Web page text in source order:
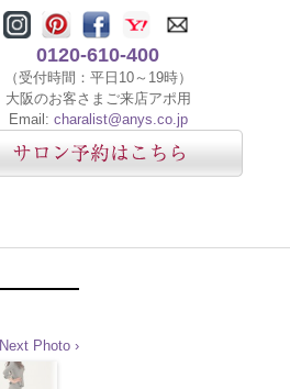
0120-610-400
（受付時間：平日10～19時）
大阪のお客さまご来店アポ用
Email: charalist@anys.co.jp
Next Photo ›